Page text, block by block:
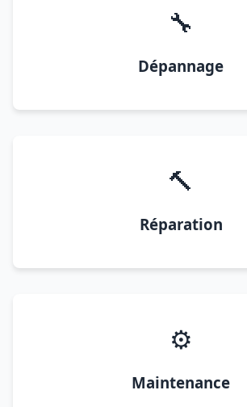
🔧
Dépannage
🔨
Réparation
⚙️
Maintenance